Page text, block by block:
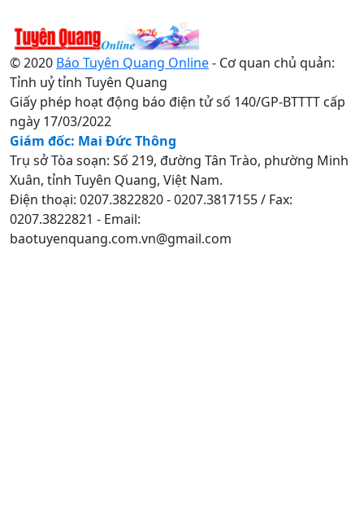
© 2020 Báo Tuyên Quang Online- Cơ quan chủ quản:
Tỉnh uỷ tỉnh Tuyên Quang
Giấy phép hoạt động báo điện tử số 140/GP-BTTTT cấp
ngày 17/03/2022
Giám đốc: Mai Đức Thông
Trụ sở Tòa soạn: Số 219, đường Tân Trào, phường Minh
Xuân, tỉnh Tuyên Quang, Việt Nam.
Điện thoại: 0207.3822820 - 0207.3817155 / Fax:
0207.3822821 - Email:
baotuyenquang.com.vn@gmail.com